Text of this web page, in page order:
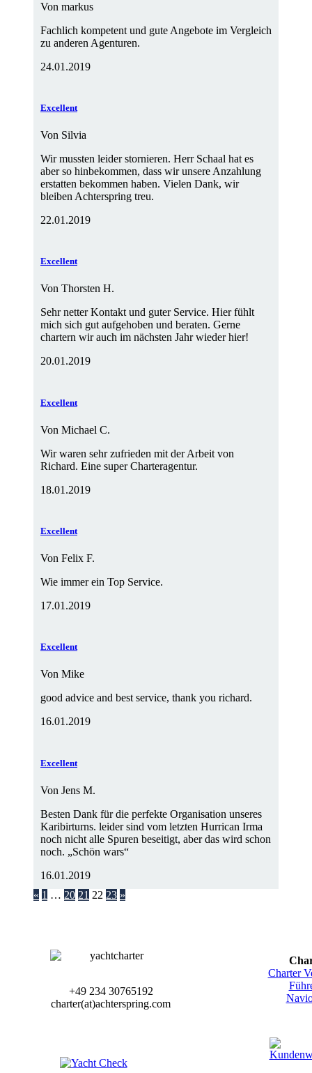
Von markus
Fachlich kompetent und gute Angebote im Vergleich
zu anderen Agenturen.
24.01.2019
Excellent
Von Silvia
Wir mussten leider stornieren. Herr Schaal hat es
aber so hinbekommen, dass wir unsere Anzahlung
erstatten bekommen haben. Vielen Dank, wir
bleiben Achterspring treu.
22.01.2019
Excellent
Von Thorsten H.
Sehr netter Kontakt und guter Service. Hier fühlt
mich sich gut aufgehoben und beraten. Gerne
chartern wir auch im nächsten Jahr wieder hier!
20.01.2019
Excellent
Von Michael C.
Wir waren sehr zufrieden mit der Arbeit von
Richard. Eine super Charteragentur.
18.01.2019
Excellent
Von Felix F.
Wie immer ein Top Service.
17.01.2019
Excellent
Von Mike
good advice and best service, thank you richard.
16.01.2019
Excellent
Von Jens M.
Besten Dank für die perfekte Organisation unseres
Karibirturns. leider sind vom letzten Hurrican Irma
noch nicht alle Spuren beseitigt, aber das wird schon
noch. „Schön wars“
16.01.2019
« 1 … 20 21 22 23 »
+49 234 30765192
charter(at)achterspring.com
Charter